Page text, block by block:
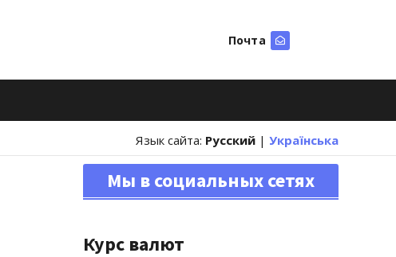
Почта
Язык сайта: Русский | Українська
Мы в социальных сетях
Курс валют